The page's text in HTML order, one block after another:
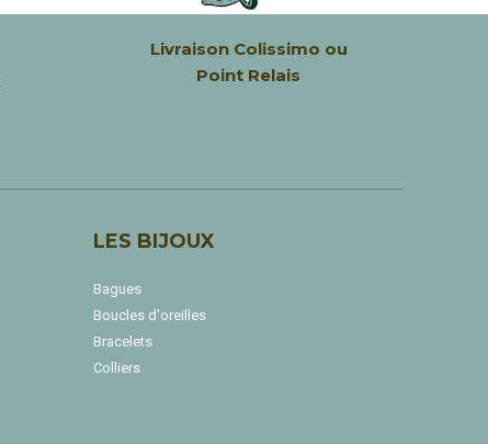
Livraison Colissimo ou
Point Relais
LES BIJOUX
Bagues
Boucles d'oreilles
Bracelets
Colliers